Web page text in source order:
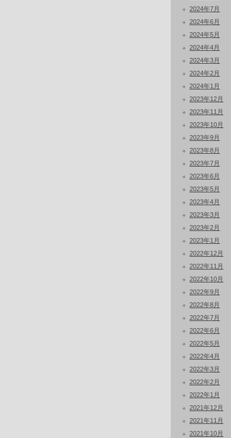
2024年7月
2024年6月
2024年5月
2024年4月
2024年3月
2024年2月
2024年1月
2023年12月
2023年11月
2023年10月
2023年9月
2023年8月
2023年7月
2023年6月
2023年5月
2023年4月
2023年3月
2023年2月
2023年1月
2022年12月
2022年11月
2022年10月
2022年9月
2022年8月
2022年7月
2022年6月
2022年5月
2022年4月
2022年3月
2022年2月
2022年1月
2021年12月
2021年11月
2021年10月